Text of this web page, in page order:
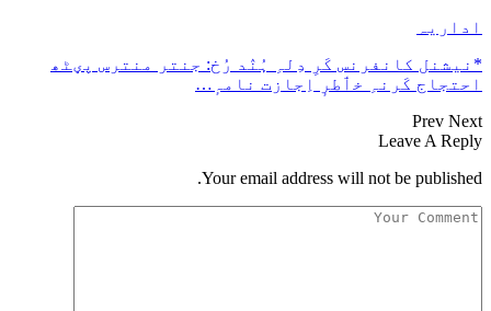
اداریہ
*نیشنل کانفرنس کَرِ دِلہِ ہُنٛد رُخ: جنتر منترس پؠٹھ
احتجاج کَرنہِ خٲطرٕ اِجازت نامہٕ…
Prev Next
Leave A Reply
Your email address will not be published.